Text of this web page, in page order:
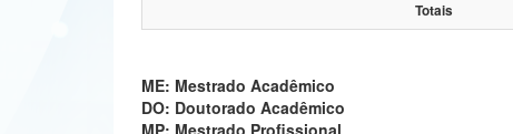
Totais
ME: Mestrado Acadêmico
DO: Doutorado Acadêmico
MP: Mestrado Profissional